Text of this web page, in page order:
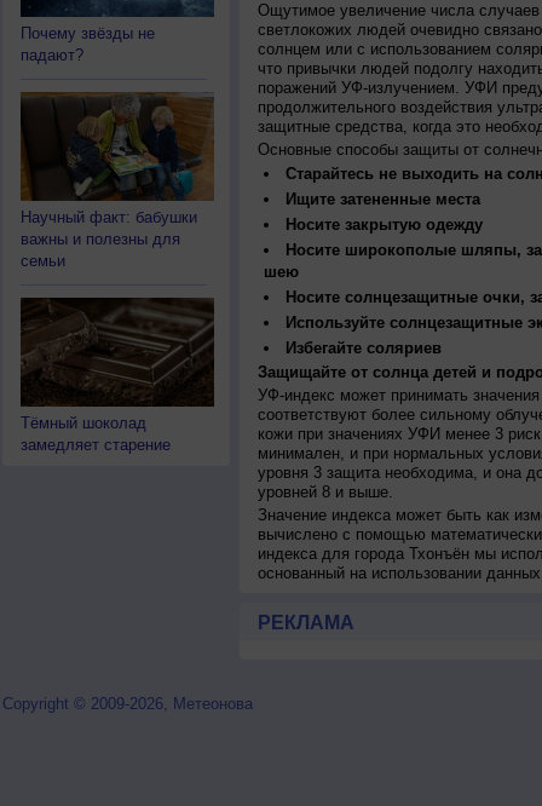
Почему звёзды не
падают?
Научный факт: бабушки
важны и полезны для
семьи
Тёмный шоколад
замедляет старение
Ощутимое увеличение числа
светлокожих людей очевидно
солнцем или с использованием
что привычки людей подолгу
поражений УФ-излучением. УФИ
продолжительного воздействия
защитные средства, когда это
Основные способы защиты от
Старайтесь не выходить на
Ищите затененные места
Носите закрытую одежду
Носите широкополые шляпы,
шею
Носите солнцезащитные очки,
Используйте солнцезащитные
Избегайте соляриев
Защищайте от солнца детей и
УФ-индекс может принимать
соответствуют более сильному
кожи при значениях УФИ менее 3
минимален, и при нормальных
уровня 3 защита необходима, и она
уровней 8 и выше.
Значение индекса может быть как
вычислено с помощью
индекса для города Тхонъён мы
основанный на использовании
РЕКЛАМА
Copyright © 2009-2026, Метеонова